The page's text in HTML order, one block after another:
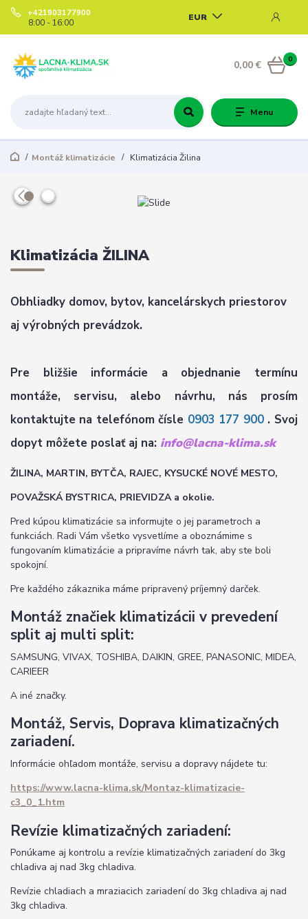
Menu
EUR
+421903177900
8:00 - 16:00
0
0,00 €
Montáž klimatizácie Klimatizácia Žilina
Klimatizácia ŽILINA
Obhliadky domov, bytov, kancelárskych priestorov
aj výrobných prevádzok.
Pre bližšie informácie a objednanie termínu
montáže, servisu, alebo návrhu, nás prosím
kontaktujte na telefónom čísle 0903 177 900. Svoj
dopyt môžete poslať aj na: info@lacna-klima.sk
ŽILINA, MARTIN, BYTČA, RAJEC, KYSUCKÉ NOVÉ MESTO,
POVAŽSKÁ BYSTRICA, PRIEVIDZA a okolie.
Pred kúpou klimatizácie sa informujte o jej parametroch a
funkciách. Radi Vám všetko vysvetlíme a oboznámime s
fungovaním klimatizácie a pripravíme návrh tak, aby ste boli
spokojní.
Pre každého zákaznika máme pripravený príjemný darček.
Montáž značiek klimatizácii v prevedení
split aj multi split:
SAMSUNG, VIVAX, TOSHIBA, DAIKIN, GREE, PANASONIC, MIDEA,
CARIEER
A iné značky.
Montáž, Servis, Doprava klimatizačných
zariadení.
Informácie ohľadom montáže, servisu a dopravy nájdete tu:
https://www.lacna-klima.sk/Montaz-klimatizacie-
c3_0_1.htm
Revízie klimatizačných zariadení:
Ponúkame aj kontrolu a revízie klimatizačných zariadení do 3kg
chladiva aj nad 3kg chladiva.
Revízie chladiach a mraziacich zariadení do 3kg chladiva aj nad
3kg chladiva.